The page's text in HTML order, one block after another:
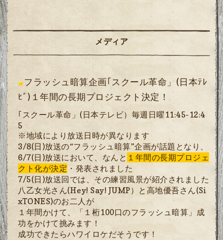
メディア
フラッシュ暗算企画｢スクール革命」(日本ﾃﾚ
ﾋﾞ)１年間の長期プロジェクト決定！
｢スクール革命」(日本テレビ） 毎週日曜11:45-12:4
5
※地域により放送日時が異なります
3/8(日)放送の“フラッシュ暗算”企画が話題となり、
6/7(日)放送において、なんと １年間の長期プロジェ
クト化が決定 ・発表されました
7/5(日)放送回では、その練習風景が紹介されました
八乙女光さん(Hey! Say! JUMP）と高地優吾さん(Si
xTONES)のお二人が
１年間かけて、「１桁100口のフラッシュ暗算」成
功をかけて挑みます！
成功できたらハワイロケだそうです！